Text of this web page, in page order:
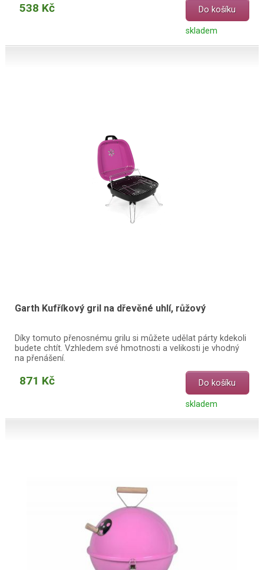
538 Kč Do košíku
skladem
Garth Kufříkový gril na dřevěné uhlí, růžový
Díky tomuto přenosnému grilu si můžete udělat párty kdekoli
budete chtít. Vzhledem své hmotnosti a velikosti je vhodný
na přenášení.
871 Kč Do košíku
skladem